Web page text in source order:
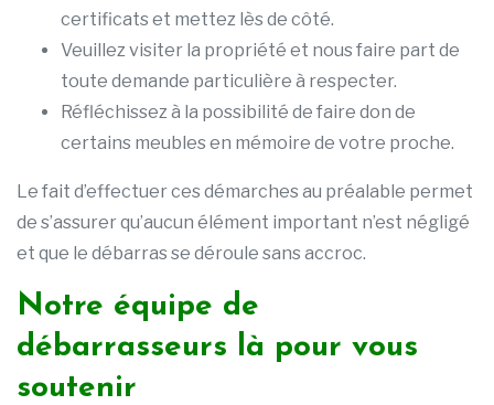
certificats et mettez lès de côté.
Veuillez visiter la propriété et nous faire part de
toute demande particulière à respecter.
Réfléchissez à la possibilité de faire don de
certains meubles en mémoire de votre proche.
Le fait d’effectuer ces démarches au préalable permet
de s’assurer qu’aucun élément important n’est négligé
et que le débarras se déroule sans accroc.
Notre équipe de
débarrasseurs là pour vous
soutenir